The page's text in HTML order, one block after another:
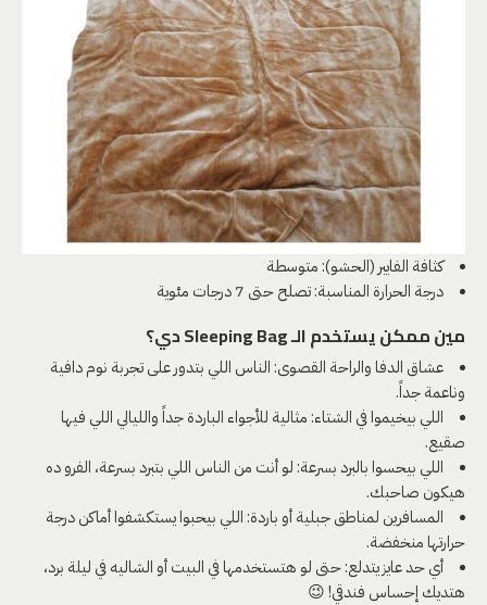
كثافة الفايبر (الحشو): متوسطة
درجة الحرارة المناسبة: تصلح حتى 7 درجات مئوية
مين ممكن يستخدم الـ Sleeping Bag دي؟
عشاق الدفا والراحة القصوى: الناس اللي بتدور على تجربة نوم دافية
وناعمة جداً.
اللي بيخيموا في الشتاء: مثالية للأجواء الباردة جداً والليالي اللي فيها
صقيع.
اللي بيحسوا بالبرد بسرعة: لو أنت من الناس اللي بتبرد بسرعة، الفرو ده
هيكون صاحبك.
المسافرين لمناطق جبلية أو باردة: اللي بيحبوا يستكشفوا أماكن درجة
حرارتها منخفضة.
أي حد عايز يتدلع: حتى لو هتستخدمها في البيت أو الشاليه في ليلة برد،
هتديك إحساس فندقي! 😉